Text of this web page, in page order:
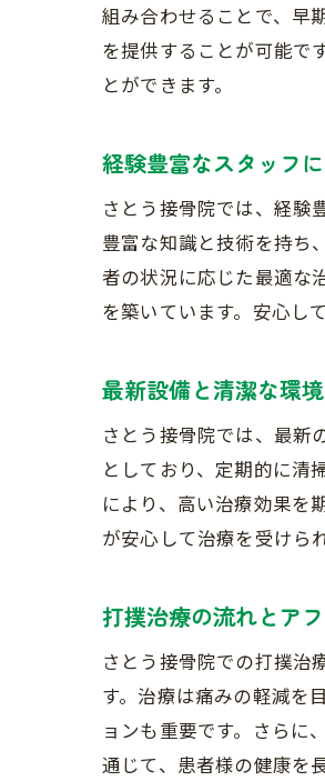
組み合わせることで、早
を提供することが可能で
とができます。
経験豊富なスタッフ
さとう接骨院では、経験
豊富な知識と技術を持ち
者の状況に応じた最適な
を築いています。安心し
最新設備と清潔な環境
さとう接骨院では、最新
としており、定期的に清
により、高い治療効果を
が安心して治療を受けら
打撲治療の流れとア
さとう接骨院での打撲治
す。治療は痛みの軽減を
ョンも重要です。さらに
通じて、患者様の健康を